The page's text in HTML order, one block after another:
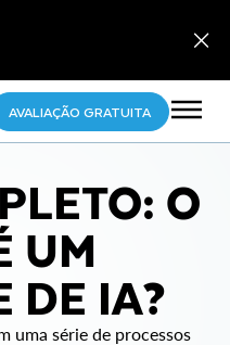
AVALIAÇÃO GRATUITA
O
UM
DE IA?
uma série de processos